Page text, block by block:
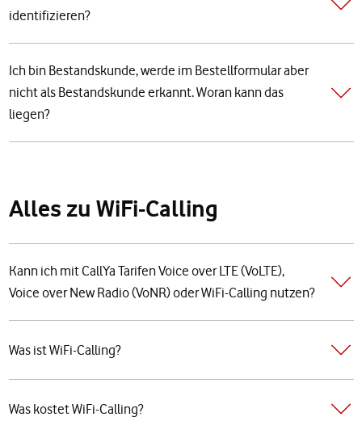
identifizieren?
Ich bin Bestandskunde, werde im Bestellformular aber
nicht als Bestandskunde erkannt. Woran kann das
liegen?
Alles zu WiFi-Calling
Kann ich mit CallYa Tarifen Voice over LTE (VoLTE),
Voice over New Radio (VoNR) oder WiFi-Calling nutzen?
Was ist WiFi-Calling?
Was kostet WiFi-Calling?